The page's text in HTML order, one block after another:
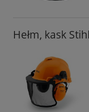
Hełm, kask